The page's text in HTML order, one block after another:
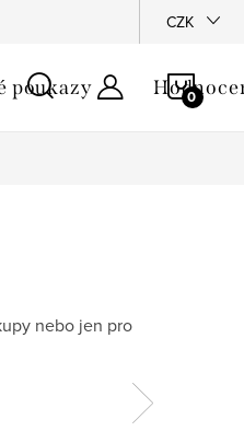
Jak
CZK
poukazy
nebo jen pro